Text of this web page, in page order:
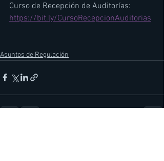
Curso de Recepción de Auditorías:
https://bit.ly/CursoRecepcionAuditorias
Asuntos de Regulación